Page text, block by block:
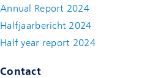
Annual Report 2024
Halfjaarbericht 2024
Half year report 2024(new window)
Contact